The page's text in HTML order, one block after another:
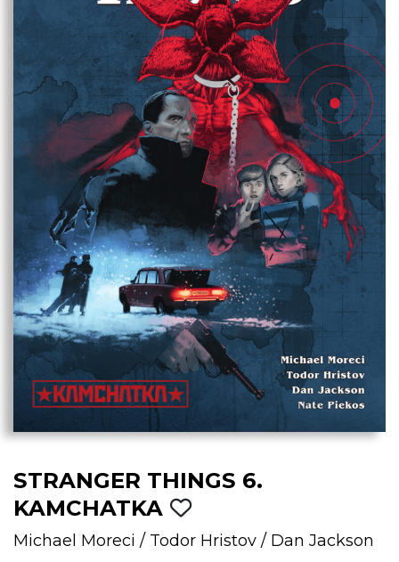
STRANGER THINGS 6.
KAMCHATKA
Michael Moreci / Todor Hristov / Dan Jackson